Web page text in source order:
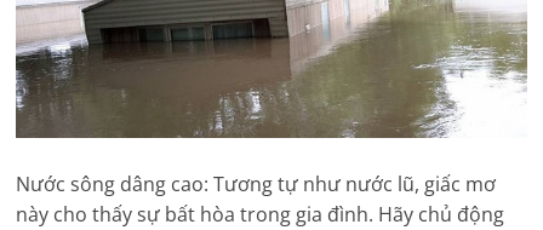
Nước sông dâng cao: Tương tự như nước lũ, giấc mơ
này cho thấy sự bất hòa trong gia đình. Hãy chủ động